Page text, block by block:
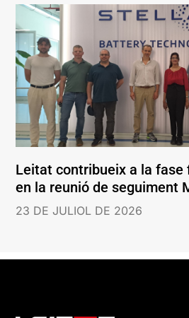
Leitat contribueix a la fase
en la reunió de seguiment
23 DE JULIOL DE 2026